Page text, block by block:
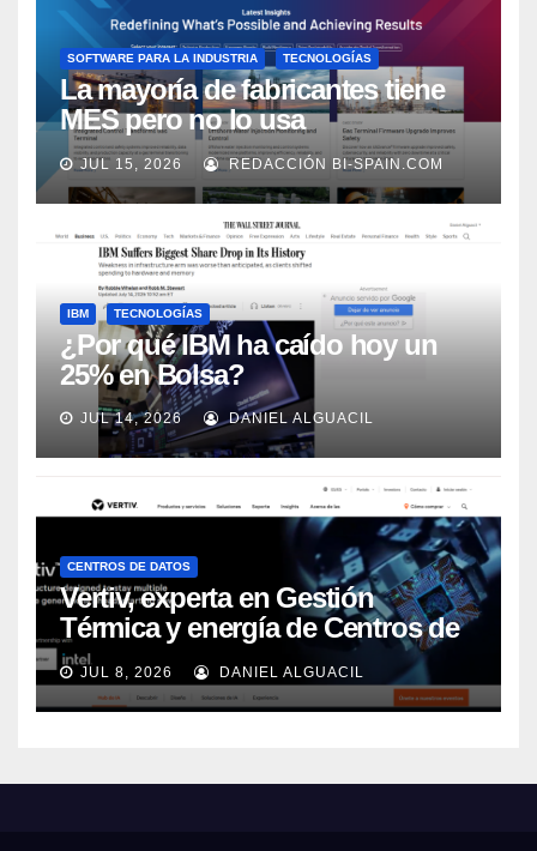
SOFTWARE PARA LA INDUSTRIA TECNOLOGÍAS
La mayoría de fabricantes tiene
MES pero no lo usa
adecuadamente, según Rockwell
Automation
JUL 15, 2026 REDACCIÓN BI-SPAIN.COM
IBM TECNOLOGÍAS
¿Por qué IBM ha caído hoy un
25% en Bolsa?
JUL 14, 2026 DANIEL ALGUACIL
CENTROS DE DATOS
Vertiv, experta en Gestión
Térmica y energía de Centros de
Datos, sigue su crecimiento
imparable
JUL 8, 2026 DANIEL ALGUACIL